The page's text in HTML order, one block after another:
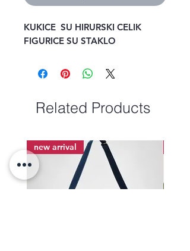
KUKICE SU HIRURSKI CELIK
FIGURICE SU STAKLO
Related Products
new arrival